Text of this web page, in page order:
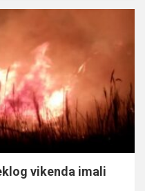
vikenda imali